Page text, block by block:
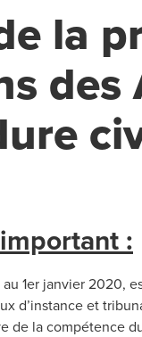
la
des
:
1er janvier 2020,
d’instance et
de la compétence